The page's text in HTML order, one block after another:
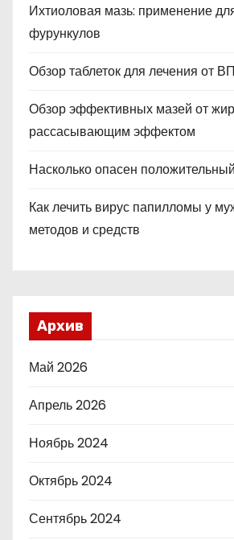
Ихтиоловая мазь: применение
фурункулов
Обзор таблеток для лечения от
Обзор эффективных мазей от
рассасывающим эффектом
Насколько опасен
Как лечить вирус папилломы у
методов и средств
Архив
Май 2026
Апрель 2026
Ноябрь 2024
Октябрь 2024
Сентябрь 2024